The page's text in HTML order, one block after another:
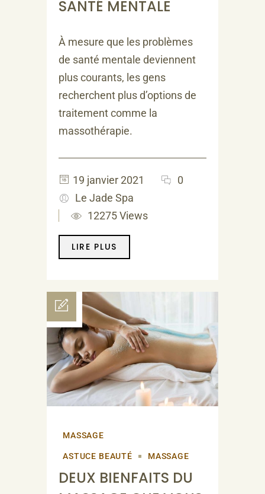
SANTÉ MENTALE
À mesure que les problèmes
de santé mentale deviennent
plus courants, les gens
recherchent plus d’options de
traitement comme la
massothérapie.
19 janvier 2021
0
Le Jade Spa
12275 Views
LIRE PLUS
MASSAGE
ASTUCE BEAUTÉ MASSAGE
DEUX BIENFAITS DU